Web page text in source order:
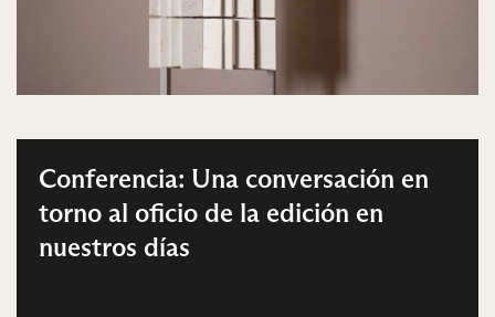
Conferencia: Una conversación en
torno al oficio de la edición en
nuestros días